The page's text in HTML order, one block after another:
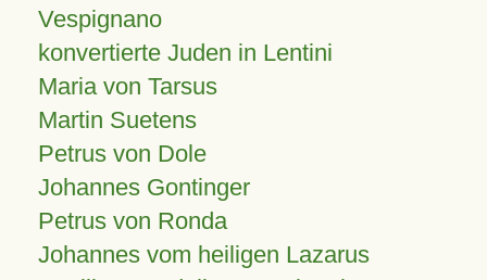
Vespignano
konvertierte Juden in Lentini
Maria von Tarsus
Martin Suetens
Petrus von Dole
Johannes Gontinger
Petrus von Ronda
Johannes vom heiligen Lazarus